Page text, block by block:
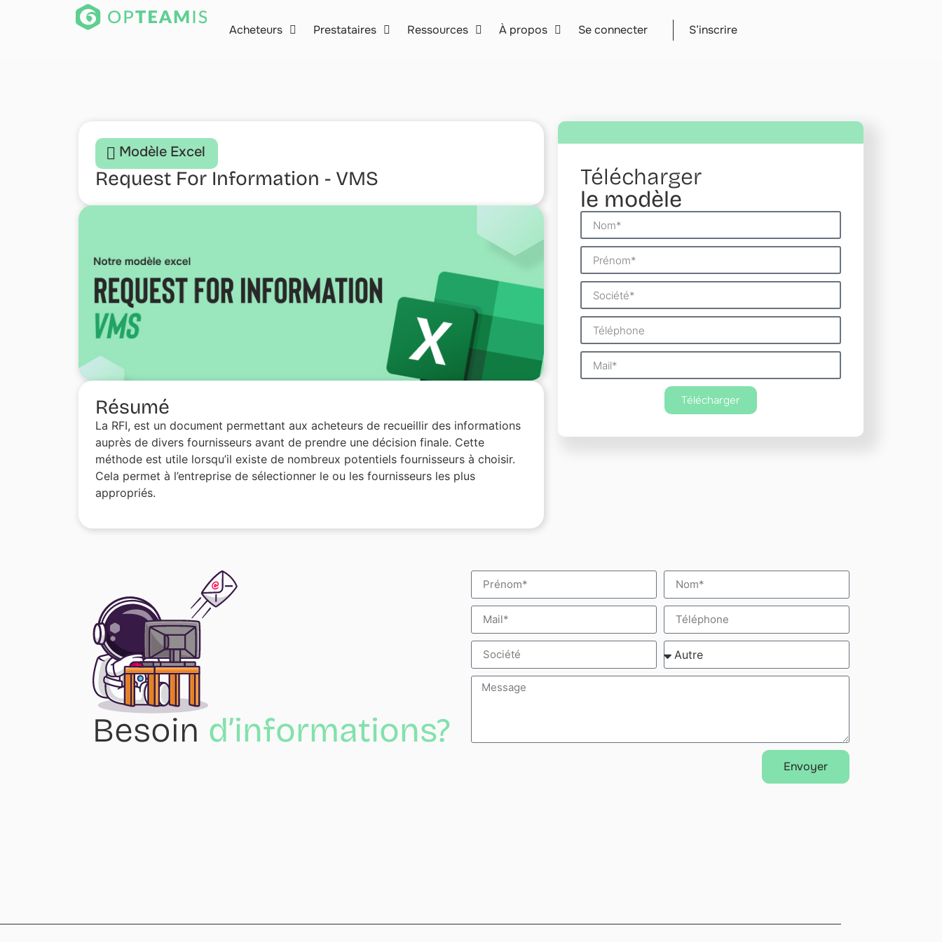
Acheteurs Prestataires Ressources À propos Se connecter S’inscrire
Modèle Excel
Request For Information - VMS
Résumé
La RFI, est un document permettant aux acheteurs de recueillir des informations
auprès de divers fournisseurs avant de prendre une décision finale. Cette
méthode est utile lorsqu’il existe de nombreux potentiels fournisseurs à choisir.
Cela permet à l’entreprise de sélectionner le ou les fournisseurs les plus
appropriés.
Télécharger
le modèle
Télécharger
Besoin d’informations?
Envoyer